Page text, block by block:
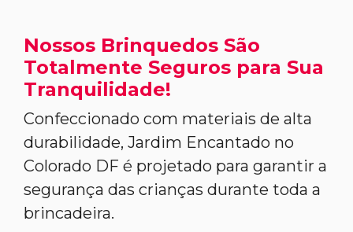
Nossos Brinquedos São
Totalmente Seguros para Sua
Tranquilidade!
Confeccionado com materiais de alta
durabilidade, Jardim Encantado no
Colorado DF é projetado para garantir a
segurança das crianças durante toda a
brincadeira.